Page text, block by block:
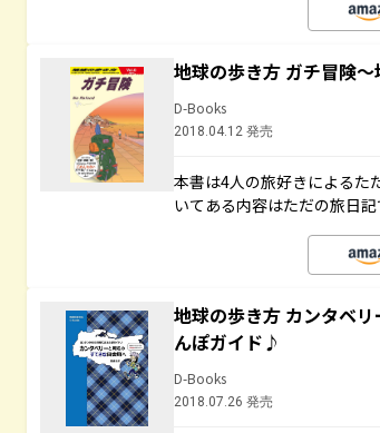
地球の歩き方 ガチ冒険
D-Books
2018.04.12 発売
本書は4人の旅好きによるた
いてある内容はただの旅日記
地球の歩き方 カンタベ
んぽガイド♪
D-Books
2018.07.26 発売